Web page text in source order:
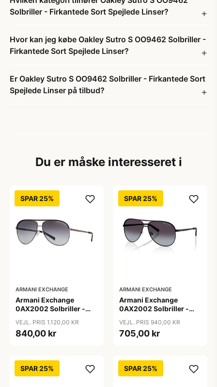
Solbriller - Firkantede Sort Spejlede Linser?
Hvor kan jeg købe Oakley Sutro S OO9462 Solbriller -
Firkantede Sort Spejlede Linser?
Er Oakley Sutro S OO9462 Solbriller - Firkantede Sort
Spejlede Linser på tilbud?
Du er måske interesseret i
SPAR 25%
ARMANI EXCHANGE
Armani Exchange
0AX2002 Solbriller -
Polariserede Linser
VEJL. PRIS 1.120,00 KR
840,00 kr
SPAR 25%
ARMANI EXCHANGE
Armani Exchange
0AX2002 Solbriller -
VEJL. PRIS 940,00 KR
705,00 kr
SPAR 25% SPAR 25%